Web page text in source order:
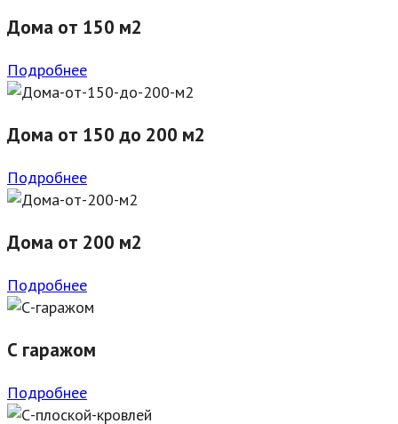
Дома от 150 м2
Подробнее
Дома от 150 до 200 м2
Подробнее
Дома от 200 м2
Подробнее
С гаражом
Подробнее